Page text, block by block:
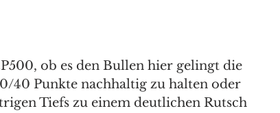
ob es den Bullen hier gelingt die
40 Punkte nachhaltig zu halten oder
Tiefs zu einem deutlichen Rutsch